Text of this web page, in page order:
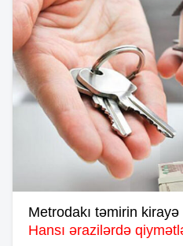
Metrodakı təmirin
Hansı ərazilərdə